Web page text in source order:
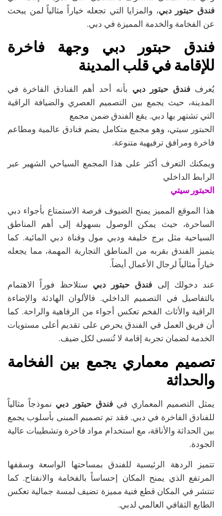
فندق حبتور دبي، والمزايا التي تجعله خياراً مثالياً لمن يبحث
عن الفخامة والخدمة المميزة في دبي.
فندق حبتور دبي وجهة فاخرة
للإقامة في قلب المدينة
يُعرف فندق حبتور دبي بأنه أحد أهم الفنادق الفاخرة في
المدينة، حيث يجمع بين التصميم العصري والضيافة الراقية
التي تشتهر بها دبي. يقع الفندق ضمن مجمع
الحبتور سيتي، وهو مجمع متكامل يضم فنادق عالمية ومطاعم
فاخرة ومرافق ترفيهية متنوعة.
ويمكنك التعرف أكثر على هذا المجمع السياحي الشهير عبر
الرابط الداخلي
الحبتور سيتي
هذا الموقع المميز يمنح الضيوف فرصة الاستمتاع بأجواء دبي
الساحرة، حيث يمكن الوصول بسهولة إلى أهم المناطق
السياحية مثل برج خليفة ودبي مول وقناة دبي المائية. كما
يتميز الفندق بقربه من المناطق التجارية المهمة، مما يجعله
خياراً مثالياً لرجال الأعمال أيضاً.
عند دخولك إلى فندق حبتور دبي ستلاحظ فوراً الاهتمام
بالتفاصيل في التصميم الداخلي. فالألوان الهادئة والإضاءة
الراقية والأثاث الفخم تعكس أجواء من الرفاهية والراحة. كما
أن فريق العمل في الفندق يحرص على تقديم أعلى مستويات
الخدمة لضمان تجربة إقامة لا تُنسى لكل ضيف.
تصميم معماري يجمع بين الفخامة
والحداثة
يمثل التصميم المعماري فيفندق حبتور دبي نموذجاً مثالياً
للفنادق الفاخرة في دبي. فقد تم تصميم المبنى بأسلوب يجمع
بين الحداثة والأناقة، مع استخدام مواد فاخرة وتشطيبات عالية
الجودة.
تتميز الردهة الرئيسية للفندق بمساحتها الواسعة وسقفها
المرتفع الذي يمنح المكان إحساساً بالفخامة والانفتاح. كما
تنتشر في المكان قطع فنية مميزة تضيف لمسة جمالية تعكس
الطابع الثقافي العالمي لدبي.